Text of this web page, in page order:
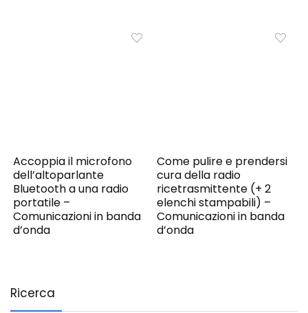
Accoppia il microfono
dell’altoparlante
Bluetooth a una radio
portatile –
Comunicazioni in banda
d’onda
Come pulire e prendersi
cura della radio
ricetrasmittente (+ 2
elenchi stampabili) –
Comunicazioni in banda
d’onda
Ricerca